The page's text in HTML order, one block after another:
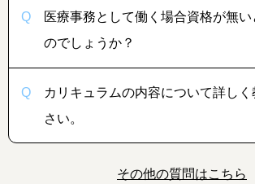
医療事務として働く場合資格が無
のでしょうか？
カリキュラムの内容について詳し
さい。
その他の質問はこちら